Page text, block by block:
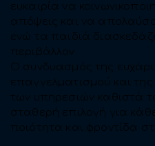
ευκαιρία να
απόψεις και να
ενώ τα παιδιά
περιβάλλον.
Ο συνδυασμός της
επαγγελματισμού και
των υπηρεσιών καθιστά
σταθερή επιλογή για
ποιότητα και φροντίδα